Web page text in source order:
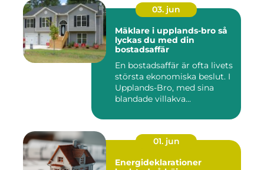
03. jun
Mäklare i upplands-bro så
lyckas du med din
bostadsaffär
En bostadsaffär är ofta livets
största ekonomiska beslut. I
Upplands-Bro, med sina
blandade villakva...
01. jun
Energideklarationer